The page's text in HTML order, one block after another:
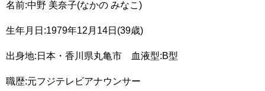
名前:中野 美奈子(なかの みなこ)
生年月日:1979年12月14日(39歳)
出身地:日本・香川県丸亀市 血液型:B型
職歴:元フジテレビアナウンサー